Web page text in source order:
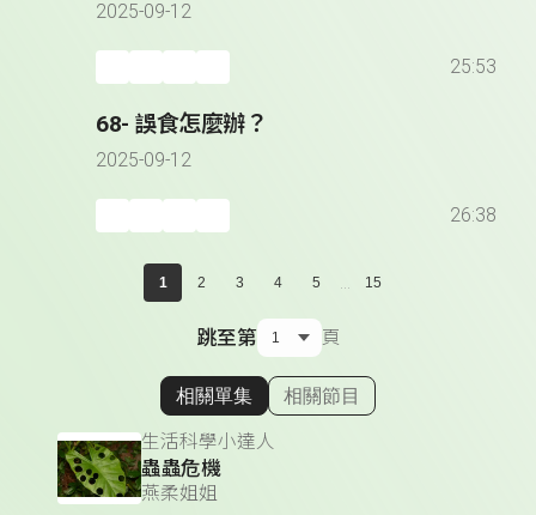
2025-09-12
25:53
68- 誤食怎麼辦？
2025-09-12
26:38
1 2 3 4 5 ... 15
跳至第 頁
顯示相關單集
相關單集 相關節目
生活科學小達人
蟲蟲危機
燕柔姐姐